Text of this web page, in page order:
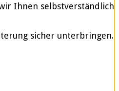
Ihnen selbstverständlich
sicher unterbringen.